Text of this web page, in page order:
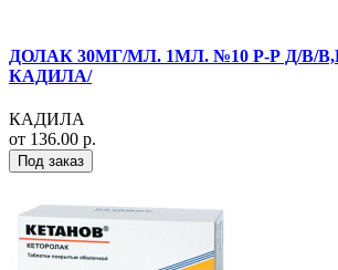
ДОЛАК 30МГ/МЛ. 1МЛ. №10 Р-Р Д/В/
КАДИЛА/
КАДИЛА
от 136.00 р.
Под заказ